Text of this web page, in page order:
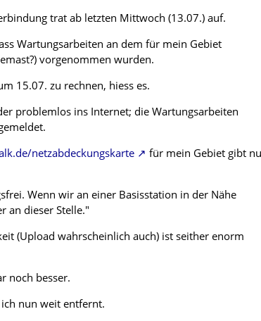
trat ab letzten Mittwoch (13.07.) auf.
Wartungsarbeiten an dem für mein Gebiet
vorgenommen wurden.
15.07. zu rechnen, hiess es.
problemlos ins Internet; die Wartungsarbeiten
netzabdeckungskarte
für mein Gebiet gibt
Wenn wir an einer Basisstation in der Nähe
an dieser Stelle."
(Upload wahrscheinlich auch) ist seither enorm
noch besser.
nun weit entfernt.